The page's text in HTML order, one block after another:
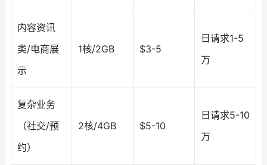
内容资讯
类/电商展
示
1核/2GB $3-5
日请求1-5
万
复杂业务
（社交/预
约）
2核/4GB $5-10
日请求5-10
万